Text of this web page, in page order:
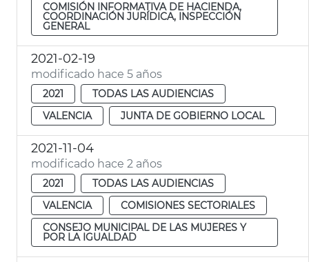
COMISIÓN INFORMATIVA DE HACIENDA,
COORDINACIÓN JURÍDICA, INSPECCIÓN
GENERAL
2021-02-19
modificado hace 5 años
2021
TODAS LAS AUDIENCIAS
VALENCIA
JUNTA DE GOBIERNO LOCAL
2021-11-04
modificado hace 2 años
2021
TODAS LAS AUDIENCIAS
VALENCIA
COMISIONES SECTORIALES
CONSEJO MUNICIPAL DE LAS MUJERES Y
POR LA IGUALDAD